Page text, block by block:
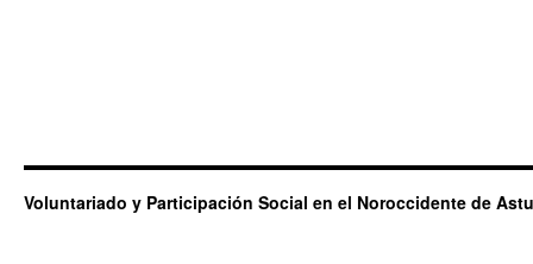
Voluntariado y Participación Social en el Noroccidente de